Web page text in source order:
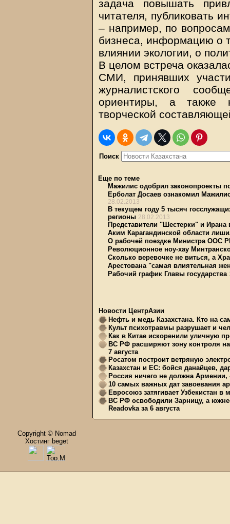
задача повышать
читателя, публиковать
– например, по
бизнеса, информацию о
влиянии экологии, о
В целом встреча
СМИ, принявших
журналистского
ориентиры, а также
творческой
Поиск
Еще по теме
Мажилис одобрил законопроекты
Ерболат Досаев ознакомил
28.02.2013
В текущем году 5 тысяч
регионы 28.02.2013
Представители "Шестерки" и Ирана
Аким Карагандинской области
О рабочей поездке Министра ООС
Революционное ноу-хау
Сколько веревочке не виться, а
Арестована "самая влиятельная
Рабочий график Главы государства
Новости ЦентрАзии
Нефть и медь Казахстана. Кто на
Культ психотравмы разрушает и
Как в Китае искоренили уличную
ВС РФ расширяют зону контроля на
7 августа
Росатом построит ветряную
Казахстан и ЕС: бойся данайцев,
Россия ничего не должна Армении,
10 самых важных дат завоевания
Евросоюз затягивает Узбекистан
ВС РФ освободили Зарницу, а
Readovka за 6 августа
Copyright © Nomad
Хостинг beget